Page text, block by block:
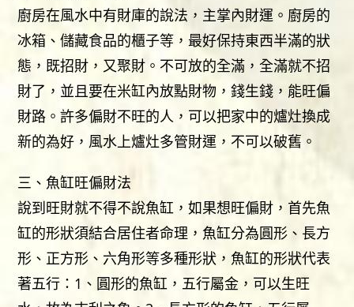
廚房在風水中有財庫的說法，主掌內財運。廚房的
冰箱、儲藏食品的櫃子等，最好保持東西半滿的狀
態，既招財，又聚財。不可放的全滿，全滿就不招
財了，並且要在米缸內放點財物，錢生錢，能旺偏
財路。許多偏財不旺的人，可以把家中的爐灶換成
新的為好，風水上爐灶多管財運，不可以破舊。
三、魚缸旺偏財法
說到旺財就不得不說魚缸，如果想旺偏財，首先魚
缸的形狀須結合居住者命理，魚缸分為圓形、長方
形、正方形、六角形等多種形狀，魚缸的形狀代表
著五行：1、圓形的魚缸，五行屬金，可以生旺